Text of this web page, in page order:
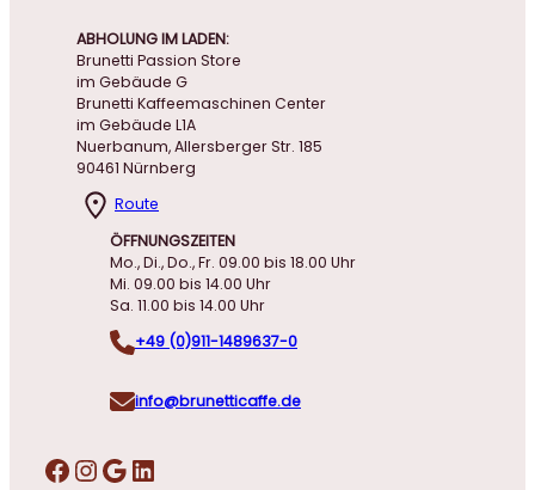
ABHOLUNG IM LADEN:
Brunetti Passion Store
im Gebäude G
Brunetti Kaffeemaschinen Center
im Gebäude L1A
Nuerbanum, Allersberger Str. 185
90461 Nürnberg
Route
ÖFFNUNGSZEITEN
Mo., Di., Do., Fr. 09.00 bis 18.00 Uhr
Mi. 09.00 bis 14.00 Uhr
Sa. 11.00 bis 14.00 Uhr
+49 (0)911-1489637-0
info@brunetticaffe.de
Facebook InstagramGoogle LinkedIn